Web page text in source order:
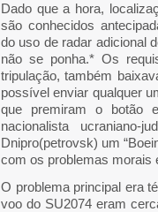
Dado que a hora,
são conhecidos
do uso de radar adicional
não se ponha.* Os
tripulação, também
possível enviar qualquer
que premiram o botão
nacionalista ucraniano-
Dnipro(petrovsk) um
com os problemas morais
O problema principal era
voo do SU2074 eram